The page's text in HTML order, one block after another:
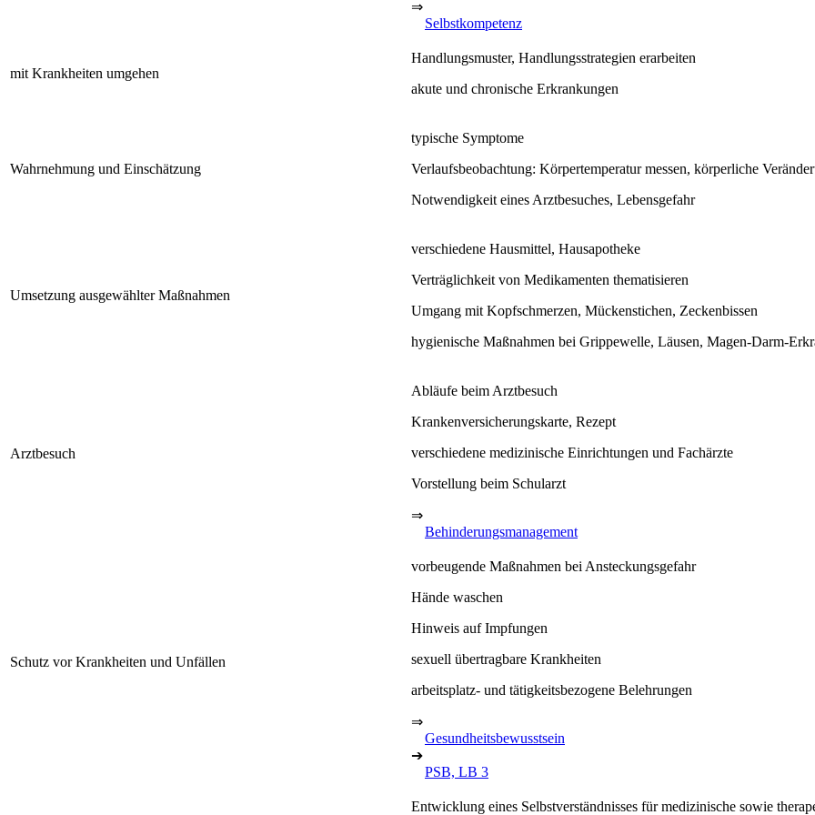
⇒
Selbstkompetenz
mit Krankheiten umgehen
Handlungsmuster, Handlungsstrategien erarbeiten
akute und chronische Erkrankungen
Wahrnehmung und Einschätzung
typische Symptome
Verlaufsbeobachtung: Körpertemperatur messen, körperliche
Notwendigkeit eines Arztbesuches, Lebensgefahr
Umsetzung ausgewählter Maßnahmen
verschiedene Hausmittel, Hausapotheke
Verträglichkeit von Medikamenten thematisieren
Umgang mit Kopfschmerzen, Mückenstichen, Zeckenbissen
hygienische Maßnahmen bei Grippewelle, Läusen, Magen-Darm-
Arztbesuch
Abläufe beim Arztbesuch
Krankenversicherungskarte, Rezept
verschiedene medizinische Einrichtungen und Fachärzte
Vorstellung beim Schularzt
⇒
Behinderungsmanagement
Schutz vor Krankheiten und Unfällen
vorbeugende Maßnahmen bei Ansteckungsgefahr
Hände waschen
Hinweis auf Impfungen
sexuell übertragbare Krankheiten
arbeitsplatz- und tätigkeitsbezogene Belehrungen
⇒
Gesundheitsbewusstsein
➔
PSB, LB 3
Entwicklung eines Selbstverständnisses für medizinische sowie